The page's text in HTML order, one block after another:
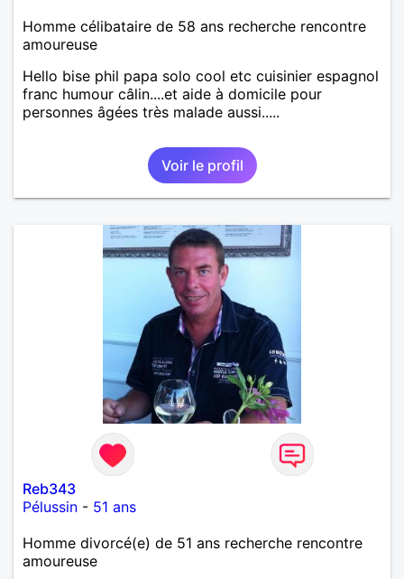
Homme célibataire de 58 ans recherche rencontre
amoureuse
Hello bise phil papa solo cool etc cuisinier espagnol
franc humour câlin....et aide à domicile pour
personnes âgées très malade aussi.....
Voir le profil
Reb343
Pélussin - 51 ans
Homme divorcé(e) de 51 ans recherche rencontre
amoureuse